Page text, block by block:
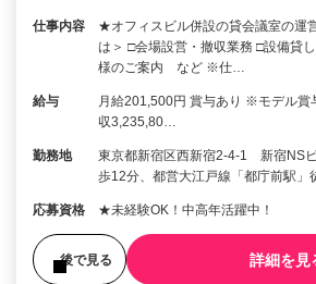
仕事内容
★オフィスビル併設の貸会議室の運
は＞ □会場設営・撤収業務 □設備貸
様のご案内 など ※仕…
給与
月給201,500円 賞与あり ※モデル賞
収3,235,80…
勤務地
東京都新宿区西新宿2-4-1 新宿NS
歩12分、都営大江戸線「都庁前駅」
応募資格 ★未経験OK！中高年活躍中！
後で見る 詳細を見